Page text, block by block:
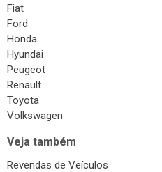
Fiat
Ford
Honda
Hyundai
Peugeot
Renault
Toyota
Volkswagen
Veja também
Revendas de Veículos